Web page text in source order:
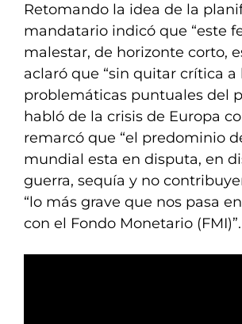
Retomando la idea de la
mandatario indicó que “este
malestar, de horizonte corto,
aclaró que “sin quitar crítica
problemáticas puntuales del
habló de la crisis de Europa
remarcó que “el predominio
mundial esta en disputa, en
guerra, sequía y no
“lo más grave que nos pasa
con el Fondo Monetario (FMI)”.